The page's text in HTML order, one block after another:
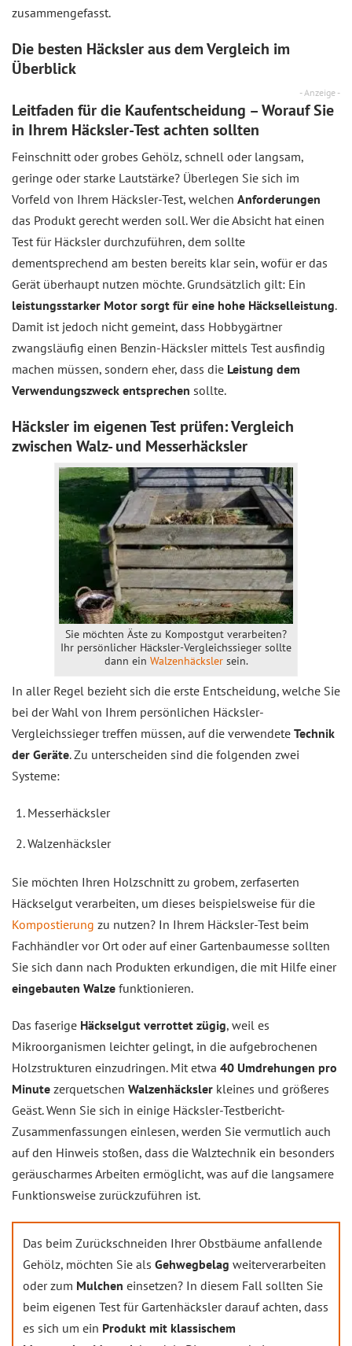
zusammengefasst.
Die besten Häcksler aus dem Vergleich im
Überblick
- Anzeige -
Leitfaden für die Kaufentscheidung – Worauf Sie
in Ihrem Häcksler-Test achten sollten
Feinschnitt oder grobes Gehölz, schnell oder langsam,
geringe oder starke Lautstärke? Überlegen Sie sich im
Vorfeld von Ihrem Häcksler-Test, welchen Anforderungen
das Produkt gerecht werden soll. Wer die Absicht hat einen
Test für Häcksler durchzuführen, dem sollte
dementsprechend am besten bereits klar sein, wofür er das
Gerät überhaupt nutzen möchte. Grundsätzlich gilt: Ein
leistungsstarker Motor sorgt für eine hohe Häckselleistung.
Damit ist jedoch nicht gemeint, dass Hobbygärtner
zwangsläufig einen Benzin-Häcksler mittels Test ausfindig
machen müssen, sondern eher, dass die Leistung dem
Verwendungszweck entsprechen sollte.
Häcksler im eigenen Test prüfen: Vergleich
zwischen Walz- und Messerhäcksler
Sie möchten Äste zu Kompostgut verarbeiten?
Ihr persönlicher Häcksler-Vergleichssieger sollte
dann ein Walzenhäckslersein.
In aller Regel bezieht sich die erste Entscheidung, welche Sie
bei der Wahl von Ihrem persönlichen Häcksler-
Vergleichssieger treffen müssen, auf die verwendete Technik
der Geräte. Zu unterscheiden sind die folgenden zwei
Systeme:
Messerhäcksler
Walzenhäcksler
Sie möchten Ihren Holzschnitt zu grobem, zerfaserten
Häckselgut verarbeiten, um dieses beispielsweise für die
Kompostierung zu nutzen? In Ihrem Häcksler-Test beim
Fachhändler vor Ort oder auf einer Gartenbaumesse sollten
Sie sich dann nach Produkten erkundigen, die mit Hilfe einer
eingebauten Walze funktionieren.
Das faserige Häckselgut verrottet zügig, weil es
Mikroorganismen leichter gelingt, in die aufgebrochenen
Holzstrukturen einzudringen. Mit etwa 40 Umdrehungen pro
Minute zerquetschen Walzenhäcksler kleines und größeres
Geäst. Wenn Sie sich in einige Häcksler-Testbericht-
Zusammenfassungen einlesen, werden Sie vermutlich auch
auf den Hinweis stoßen, dass die Walztechnik ein besonders
geräuscharmes Arbeiten ermöglicht, was auf die langsamere
Funktionsweise zurückzuführen ist.
Das beim Zurückschneiden Ihrer Obstbäume anfallende
Gehölz, möchten Sie als Gehwegbelag weiterverarbeiten
oder zum Mulchen einsetzen? In diesem Fall sollten Sie
beim eigenen Test für Gartenhäcksler darauf achten, dass
es sich um ein Produkt mit klassischem